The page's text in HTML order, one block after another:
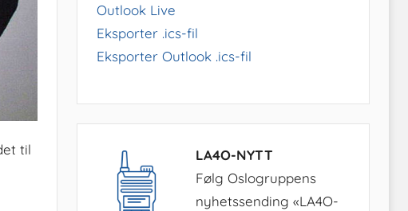
til
Outlook Live
Eksporter .ics-fil
Eksporter Outlook .ics-fil
LA4O-NYTT
Følg Oslogruppens
nyhetssending «LA4O-